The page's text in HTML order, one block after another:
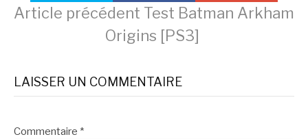
Lire
la
suite
Article précédent Test Batman Arkham
Origins [PS3]
LAISSER UN COMMENTAIRE
Commentaire *